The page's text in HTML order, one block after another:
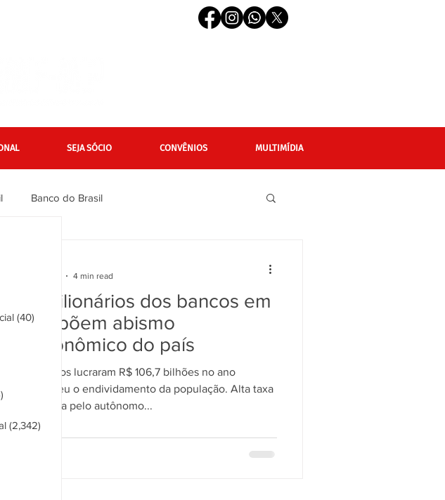
SEJA SÓCIO CONVÊNIOS MULTIMÍDIA
Banco do Brasil
Jurídico LGBTQIAPN+
Santander Santander
bilionários dos bancos em
expõem abismo
do país
bancos lucraram R$ 106,7 bilhões no ano
cresceu o endividamento da população. Alta taxa
juros imposta pelo autônomo...
4 min read
(40) 40 posts
(2,342)